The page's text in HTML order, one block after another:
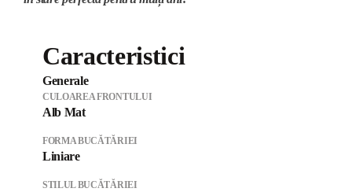
Caracteristici
Generale
CULOAREA FRONTULUI
Alb Mat
FORMA BUCĂTĂRIEI
Liniare
STILUL BUCĂTĂRIEI